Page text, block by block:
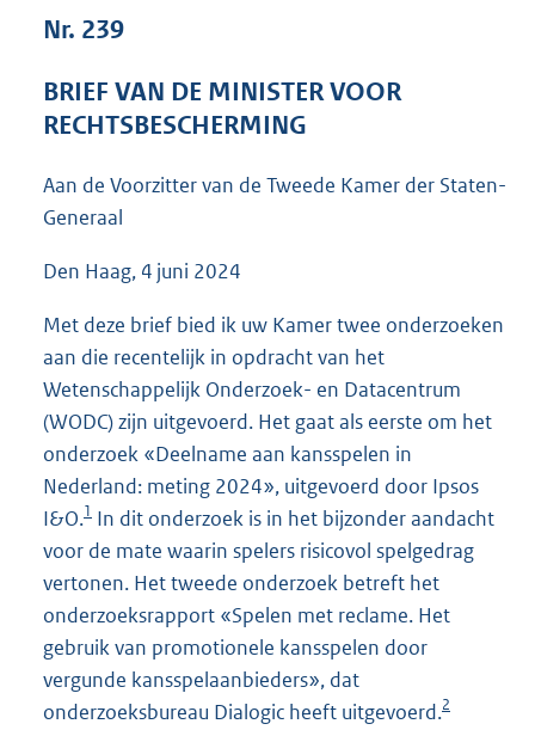
e
4
Nr. 239
BRIEF VAN DE MINISTER VOOR
RECHTSBESCHERMING
Aan de Voorzitter van de Tweede Kamer der Staten-
Generaal
Den Haag, 4 juni 2024
Met deze brief bied ik uw Kamer twee onderzoeken
aan die recentelijk in opdracht van het
Wetenschappelijk Onderzoek- en Datacentrum
(WODC) zijn uitgevoerd. Het gaat als eerste om het
onderzoek «Deelname aan kansspelen in
Nederland: meting 2024», uitgevoerd door Ipsos
I&O.1 In dit onderzoek is in het bijzonder aandacht
voor de mate waarin spelers risicovol spelgedrag
vertonen. Het tweede onderzoek betreft het
onderzoeksrapport «Spelen met reclame. Het
gebruik van promotionele kansspelen door
vergunde kansspelaanbieders», dat
onderzoeksbureau Dialogic heeft uitgevoerd.2